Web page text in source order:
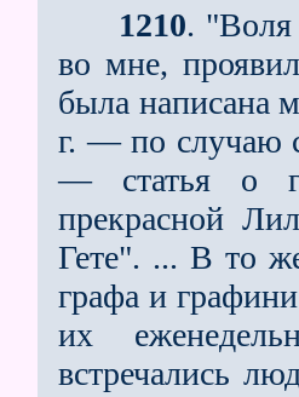
1210. "Воля
во мне,
была написана
г. — по случаю
— статья о
прекрасной
Гете". ... В то
графа и
их
встречались